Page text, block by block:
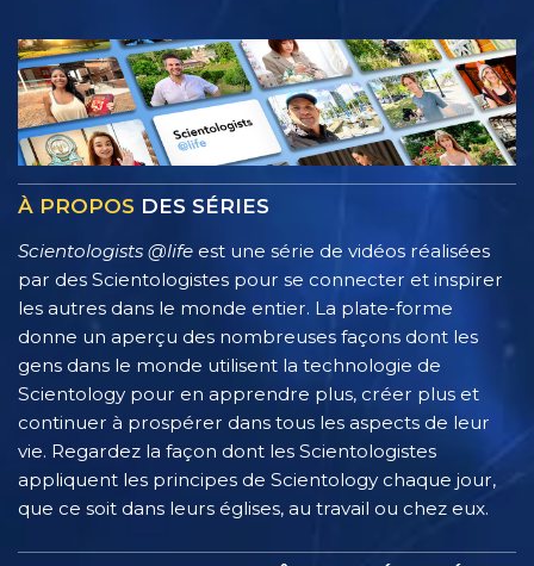
À PROPOS DES SÉRIES
Scientologists @life est une série de vidéos réalisées
par des Scientologistes pour se connecter et inspirer
les autres dans le monde entier. La plate-forme
donne un aperçu des nombreuses façons dont les
gens dans le monde utilisent la technologie de
Scientology pour en apprendre plus, créer plus et
continuer à prospérer dans tous les aspects de leur
vie. Regardez la façon dont les Scientologistes
appliquent les principes de Scientology chaque jour,
que ce soit dans leurs églises, au travail ou chez eux.